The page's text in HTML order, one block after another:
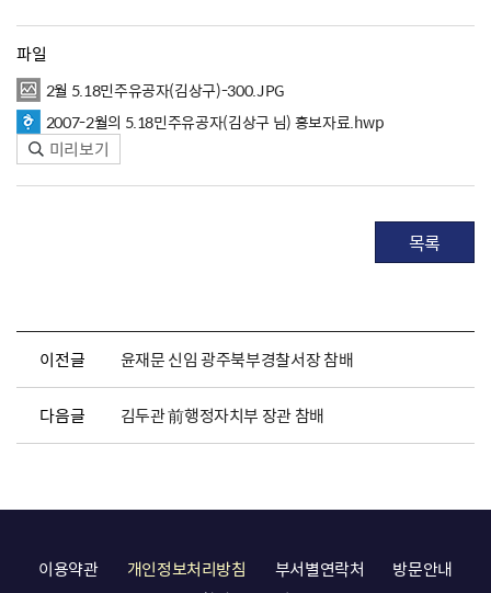
파일
2월 5.18민주유공자(김상구)-300.JPG
2007-2월의 5.18민주유공자(김상구 님) 홍보자료.hwp
미리보기
목록
이전글 윤재문 신임 광주북부경찰서장 참배
다음글 김두관 前행정자치부 장관 참배
이용약관 개인정보처리방침 부서별연락처
방문안내